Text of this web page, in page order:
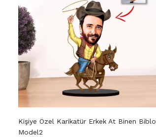
Kişiye Özel Karikatür Erkek At Binen Biblo
Model2